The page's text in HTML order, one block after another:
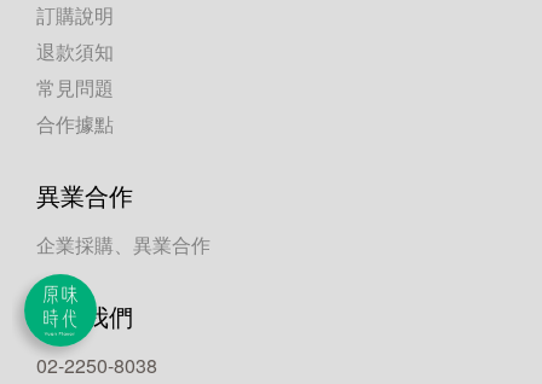
訂購說明
退款須知
常見問題
合作據點
異業合作
企業採購、異業合作
聯絡我們
02-2250-8038